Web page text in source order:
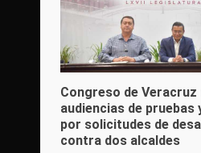
Congreso de Veracruz
audiencias de pruebas
por solicitudes de
contra dos alcaldes